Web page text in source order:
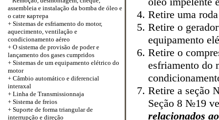
assembleia e instalação da bomba de óleo e
o catre картера
+ Sistemas de esfriamento do motor,
aquecimento, ventilação e
condicionamento aéreo
+ O sistema de provisão de poder e
lançamento dos gases cumpridos
+ Sistemas de um equipamento elétrico do
motor
+ Câmbio automático e diferencial
interaxal
+ Linha de Transmissionnaja
+ Sistema de freios
+ Suporte de forma triangular de
interrupção e direção
Retire uma
Retire o
equipamento
Retire o
esfriamento do
Retire a seção
Seção 8 №19
relacionados